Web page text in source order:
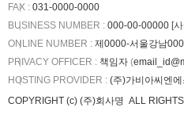
FAX : 031-0000-0000
BUSINESS NUMBER : 000-00-00000 [
ONLINE NUMBER : 제0000-서울강남
PRIVACY OFFICER : 책임자 (
HOSTING PROVIDER : (주)가비아씨엔에
COPYRIGHT (c) (주)회사명 ALL